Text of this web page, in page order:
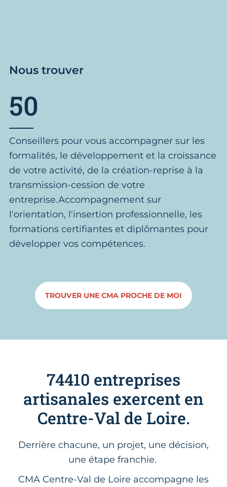
Nous trouver
50
Conseillers pour vous accompagner sur les
formalités, le développement et la croissance
de votre activité, de la création-reprise à la
transmission-cession de votre
entreprise.Accompagnement sur
l'orientation, l'insertion professionnelle, les
formations certifiantes et diplômantes pour
développer vos compétences.
TROUVER UNE CMA PROCHE DE MOI
74410 entreprises
artisanales exercent en
Centre-Val de Loire.
Derrière chacune, un projet, une décision,
une étape franchie.
CMA Centre-Val de Loire accompagne les